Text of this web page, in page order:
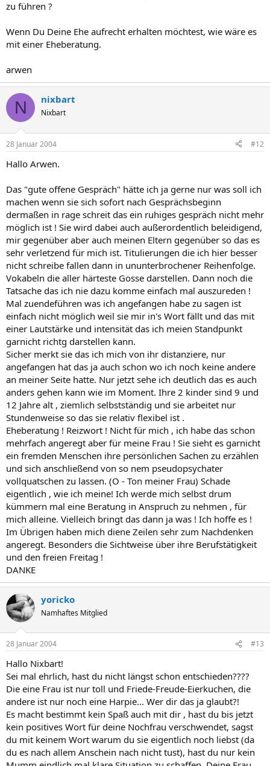
zu führen ?
Wenn Du Deine Ehe aufrecht erhalten möchtest, wie wäre es
mit einer Eheberatung.
arwen
N nixbart
Nixbart
28 Januar 2004 #12
Hallo Arwen.
Das "gute offene Gespräch" hätte ich ja gerne nur was soll ich
machen wenn sie sich sofort nach Gesprächsbeginn
dermaßen in rage schreit das ein ruhiges gespräch nicht mehr
möglich ist ! Sie wird dabei auch außerordentlich beleidigend,
mir gegenüber aber auch meinen Eltern gegenüber so das es
sehr verletzend für mich ist. Titulierungen die ich hier besser
nicht schreibe fallen dann in ununterbrochener Reihenfolge.
Vokabeln die aller härteste Gosse darstellen. Dann noch die
Tatsache das ich nie dazu komme einfach mal auszureden !
Mal zuendeführen was ich angefangen habe zu sagen ist
einfach nicht möglich weil sie mir in's Wort fällt und das mit
einer Lautstärke und intensität das ich meien Standpunkt
garnicht richtg darstellen kann.
Sicher merkt sie das ich mich von ihr distanziere, nur
angefangen hat das ja auch schon wo ich noch keine andere
an meiner Seite hatte. Nur jetzt sehe ich deutlich das es auch
anders gehen kann wie im Moment. Ihre 2 kinder sind 9 und
12 Jahre alt , ziemlich selbstständig und sie arbeitet nur
Stundenweise so das sie relativ flexibel ist .
Eheberatung ! Reizwort ! Nicht für mich , ich habe das schon
mehrfach angeregt aber für meine Frau ! Sie sieht es garnicht
ein fremden Menschen ihre persönlichen Sachen zu erzählen
und sich anschließend von so nem pseudopsychater
vollquatschen zu lassen. (O - Ton meiner Frau) Schade
eigentlich , wie ich meine! Ich werde mich selbst drum
kümmern mal eine Beratung in Anspruch zu nehmen , für
mich alleine. Vielleich bringt das dann ja was ! Ich hoffe es !
Im Übrigen haben mich diene Zeilen sehr zum Nachdenken
angeregt. Besonders die Sichtweise über ihre Berufstätigkeit
und den freien Freitag !
DANKE
yoricko
Namhaftes Mitglied
28 Januar 2004 #13
Hallo Nixbart!
Sei mal ehrlich, hast du nicht längst schon entschieden????
Die eine Frau ist nur toll und Friede-Freude-Eierkuchen, die
andere ist nur noch eine Harpie... Wer dir das ja glaubt?!
Es macht bestimmt kein Spaß auch mit dir , hast du bis jetzt
kein positives Wort für deine Nochfrau verschwendet, sagst
du mit keinem Wort warum du sie eigentlich noch liebst (da
du es nach allem Anschein nach nicht tust), hast du nur kein